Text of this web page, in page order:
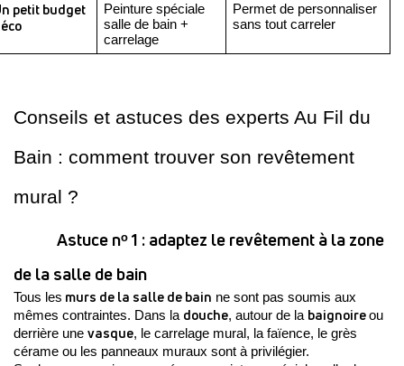
petit budget
Peinture spéciale
salle de bain +
carrelage
Permet de personnaliser
sans tout carreler
Conseils et astuces des experts Au Fil du
Bain : comment trouver son revêtement
mural ?
Astuce nᵒ 1 : adaptez le revêtement à la zone
de la salle de bain
Tous les murs de la salle de bain ne sont pas soumis aux
mêmes contraintes. Dans la douche, autour de la baignoire ou
derrière une vasque, le carrelage mural, la faïence, le grès
cérame ou les panneaux muraux sont à privilégier.